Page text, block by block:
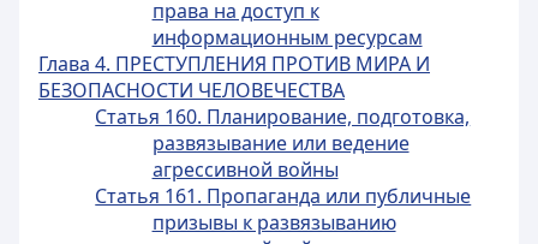
права на доступ к
информационным ресурсам
Глава 4. ПРЕСТУПЛЕНИЯ ПРОТИВ МИРА И
БЕЗОПАСНОСТИ ЧЕЛОВЕЧЕСТВА
Статья 160. Планирование, подготовка,
развязывание или ведение
агрессивной войны
Статья 161. Пропаганда или публичные
призывы к развязыванию